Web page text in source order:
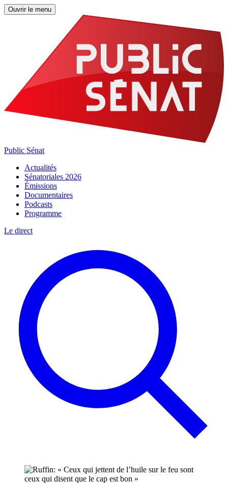
Ouvrir le menu
Public Sénat
Actualités
Sénatoriales 2026
Émissions
Documentaires
Podcasts
Programme
Le direct